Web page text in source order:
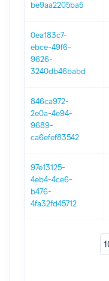
be9aa2205ba5
0ea183c7-
ebce-49f6-
9626-
3240db46babd
846ca972-
2e0a-4e94-
9689-
ca6efef83542
97e13125-
4eb4-4ce6-
b476-
4fa32fd45712